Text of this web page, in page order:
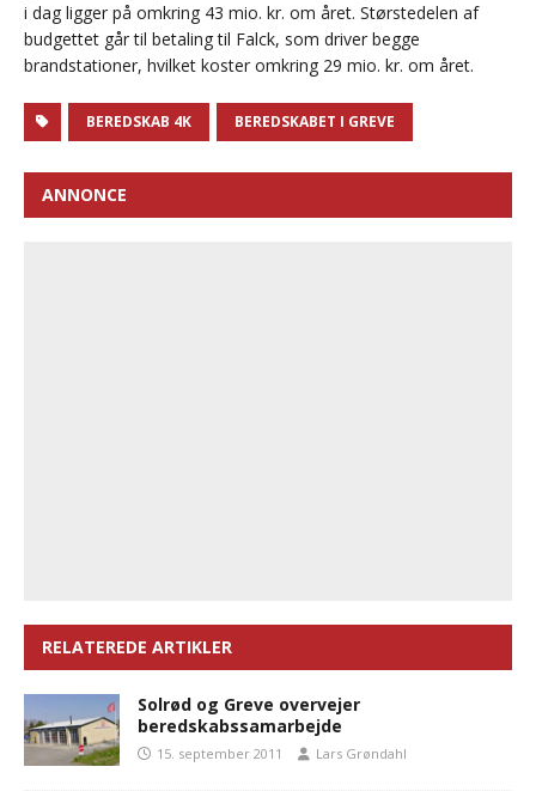
i dag ligger på omkring 43 mio. kr. om året. Størstedelen af
budgettet går til betaling til Falck, som driver begge
brandstationer, hvilket koster omkring 29 mio. kr. om året.
BEREDSKAB 4K BEREDSKABET I GREVE
ANNONCE
RELATEREDE ARTIKLER
Solrød og Greve overvejer
beredskabssamarbejde
15. september 2011 Lars Grøndahl